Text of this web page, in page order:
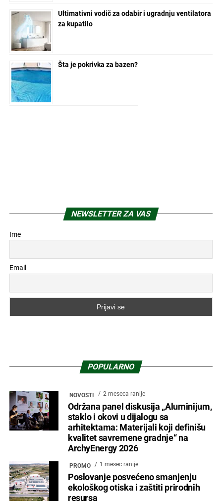
Ultimativni vodič za odabir i ugradnju ventilatora
za kupatilo
Šta je pokrivka za bazen?
NEWSLETTER ZA VAS
Ime
Email
POPULARNO
NOVOSTI 2 meseca ranije
Održana panel diskusija „Aluminijum,
staklo i okovi u dijalogu sa
arhitektama: Materijali koji definišu
kvalitet savremene gradnje“ na
ArchyEnergy 2026
PROMO 1 mesec ranije
Poslovanje posvećeno smanjenju
ekološkog otiska i zaštiti prirodnih
resursa